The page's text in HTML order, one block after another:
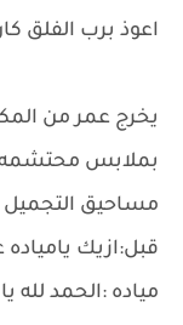
اعوذ برب الفلق
يخرج عمر من
بملابس محتشمه
مساحيق
قبل:ازيك يامياده
مياده :الحمد